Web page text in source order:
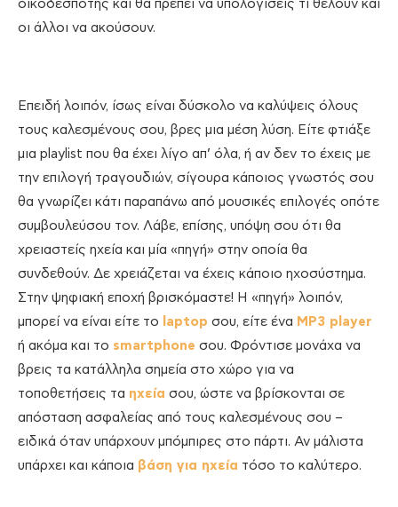
οικοδεσπότης και θα πρέπει να υπολογίσεις τι θέλουν και
οι άλλοι να ακούσουν.
Επειδή λοιπόν, ίσως είναι δύσκολο να καλύψεις όλους
τους καλεσμένους σου, βρες μια μέση λύση. Είτε φτιάξε
μια playlist που θα έχει λίγο απ’ όλα, ή αν δεν το έχεις με
την επιλογή τραγουδιών, σίγουρα κάποιος γνωστός σου
θα γνωρίζει κάτι παραπάνω από μουσικές επιλογές οπότε
συμβουλεύσου τον. Λάβε, επίσης, υπόψη σου ότι θα
χρειαστείς ηχεία και μία «πηγή» στην οποία θα
συνδεθούν. Δε χρειάζεται να έχεις κάποιο ηχοσύστημα.
Στην ψηφιακή εποχή βρισκόμαστε! Η «πηγή» λοιπόν,
μπορεί να είναι είτε το
laptop σου, είτε ένα MP3 player
ή ακόμα και το smartphone σου. Φρόντισε μονάχα να
βρεις τα κατάλληλα σημεία στο χώρο για να
τοποθετήσεις τα ηχεία σου, ώστε να βρίσκονται σε
απόσταση ασφαλείας από τους καλεσμένους σου –
ειδικά όταν υπάρχουν μπόμπιρες στο πάρτι. Αν μάλιστα
υπάρχει και κάποια βάση για ηχεία τόσο το καλύτερο.